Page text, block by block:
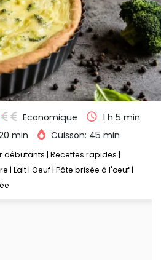
Economique
1 h 5 min
min
Cuisson: 45 min
débutants Recettes rapides
Lait Oeuf Pâte brisée à l'oeuf